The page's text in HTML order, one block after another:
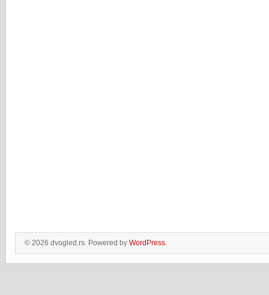
© 2026 dvogled.rs. Powered by WordPress.